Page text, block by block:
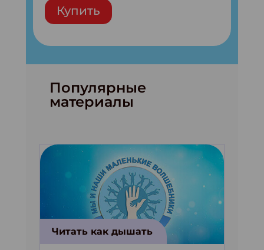
Купить
Популярные
материалы
Читать как дышать